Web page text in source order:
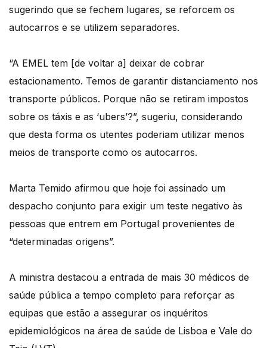
sugerindo que se fechem lugares, se reforcem os
autocarros e se utilizem separadores.
“A EMEL tem [de voltar a] deixar de cobrar
estacionamento. Temos de garantir distanciamento nos
transporte públicos. Porque não se retiram impostos
sobre os táxis e as ‘ubers’?”, sugeriu, considerando
que desta forma os utentes poderiam utilizar menos
meios de transporte como os autocarros.
Marta Temido afirmou que hoje foi assinado um
despacho conjunto para exigir um teste negativo às
pessoas que entrem em Portugal provenientes de
“determinadas origens”.
A ministra destacou a entrada de mais 30 médicos de
saúde pública a tempo completo para reforçar as
equipas que estão a assegurar os inquéritos
epidemiológicos na área de saúde de Lisboa e Vale do